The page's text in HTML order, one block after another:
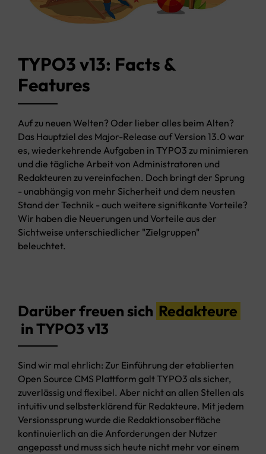
TYPO3 v13: Facts &
Features
Auf zu neuen Welten? Oder lieber alles beim Alten?
Das Hauptziel des Major-Release auf Version 13.0 war
es, wiederkehrende Aufgaben in TYPO3 zu minimieren
und die tägliche Arbeit von Administratoren und
Redakteuren zu vereinfachen. Doch bringt der Sprung
- unabhängig von mehr Sicherheit und dem neusten
Stand der Technik - auch weitere signifikante Vorteile?
Wir haben die Neuerungen und Vorteile aus der
Sichtweise unterschiedlicher "Zielgruppen"
beleuchtet.
Darüber freuen sich Redakteure
in TYPO3 v13
Sind wir mal ehrlich: Zur Einführung der etablierten
Open Source CMS Plattform galt TYPO3 als sicher,
zuverlässig und flexibel. Aber nicht an allen Stellen als
intuitiv und selbsterklärend für Redakteure. Mit jedem
Versionssprung wurde die Redaktionsoberfläche
kontinuierlich an die Anforderungen der Nutzer
angepasst und muss sich heute nicht mehr vor einem